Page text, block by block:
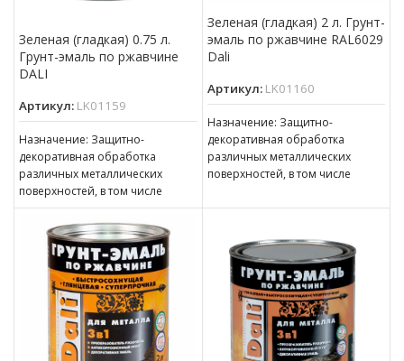
Зеленая (гладкая) 0.75 л.
Грунт-эмаль по ржавчине
DALI
Артикул: LK01159
Назначение: Защитно-
декоративная обработка
различных металлических
поверхностей, в том числе
пораженных точечной или
сплошной коррозией c
толщиной ржавчины до 100 мкм
Зеленая (гладкая) 2 л. Грунт-
эмаль по ржавчине RAL6029
Dali
Артикул: LK01160
Назначение: Защитно-
декоративная обработка
различных металлических
поверхностей, в том числе
сплошной коррозией c